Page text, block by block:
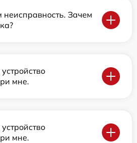
Зачем
мне.
мне.